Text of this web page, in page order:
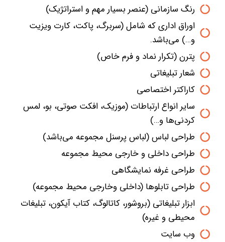
رنگ سازمانی (عنصر بسیار مهم و استراتژیک)
اوراق اداری که شامل (سربرگ، پاکت، کارت ویزیت
و…) می‌باشد.
پترن (تکرار نماد و فرم خاص)
شعار تبلیغاتی
کاراکتر اختصاصی
سایر انواع ارتباطات (موزیک، افکت صوتی، بو، لمس
کردنی‌ها و…)
طراحی لباس (لباس پرسنل مجموعه می‌باشد)
طراحی داخلی و خارجی محیط مجموعه
طراحی غرفه نمایشگاهی
طراحی تابلو‌ها (داخلی وخارجی محیط مجموعه)
ابزار تبلیغاتی (بروشور، کاتالوگ، کتاب آیکون، تبلیغات
محیطی و غیره)
وب سایت